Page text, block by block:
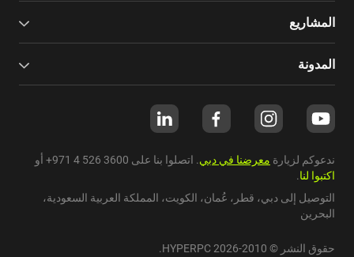
المشاريع
المدونة
ندعوكم لزيارة معرضنا في دبي. اتصلوا بنا على +971 4 526 3600 أو
اكتبوا لنا.
التوصيل إلى دبي، قطر ، عُمان، الكويت، المملكة العربية السعودية،
البحرين
حقوق النشر © 2010-2026 HYPERPC.